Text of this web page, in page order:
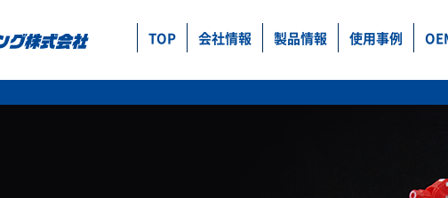
TOP 会社情報 製品情報 使用事例